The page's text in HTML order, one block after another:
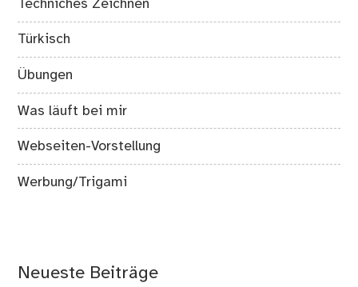
Techniches Zeichnen
Türkisch
Übungen
Was läuft bei mir
Webseiten-Vorstellung
Werbung/Trigami
Neueste Beiträge